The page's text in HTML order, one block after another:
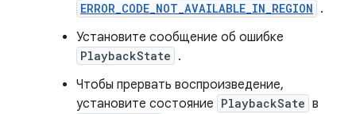
ERROR_CODE_NOT_AVAILABLE_IN_REGION .
Установите сообщение об ошибке
PlaybackState .
Чтобы прервать воспроизведение,
установите состояние PlaybackSate в